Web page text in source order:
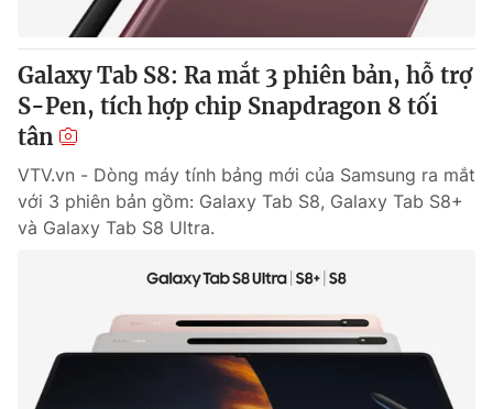
Câu chuyện quốc tế
Thị trường
Góc doanh nghiệp
Dữ liệu và đời sống
Truyền hình
Phim VTV
Hậu trường
Nhân vật
Giải trí
Điện ảnh
Âm nhạc
Đời sống
Chất lượng cuộc sống
Học trực tuyến
Công nghệ
Hitech Công nghệ tương lai
Giao lưu trực tuyến
Galaxy Tab S8: Ra mắt 3 phiên bản, hỗ trợ
S-Pen, tích hợp chip Snapdragon 8 tối
tân
VTV.vn - Dòng máy tính bảng mới của Samsung ra mắt
với 3 phiên bản gồm: Galaxy Tab S8, Galaxy Tab S8+
và Galaxy Tab S8 Ultra.